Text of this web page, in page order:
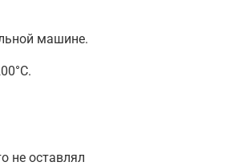
машине.
не оставлял